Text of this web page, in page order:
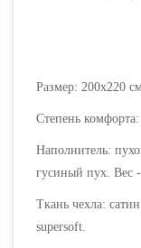
Размер: 200х220
Степень комфорта:
Наполнитель:
гусиный пух. Вес
Ткань чехла:
supersoft.